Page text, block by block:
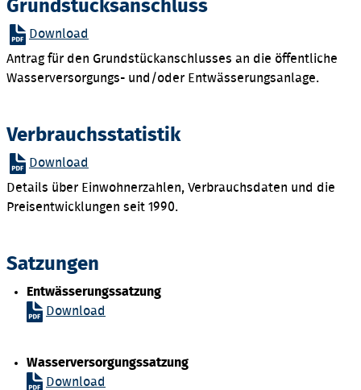
Grundstücksanschluss
Download
Antrag für den Grundstückanschlusses an die öffentliche
Wasserversorgungs- und/oder Entwässerungsanlage.
Verbrauchsstatistik
Download
Details über Einwohnerzahlen, Verbrauchsdaten und die
Preisentwicklungen seit 1990.
Satzungen
Entwässerungssatzung
Download
Wasserversorgungssatzung
Download